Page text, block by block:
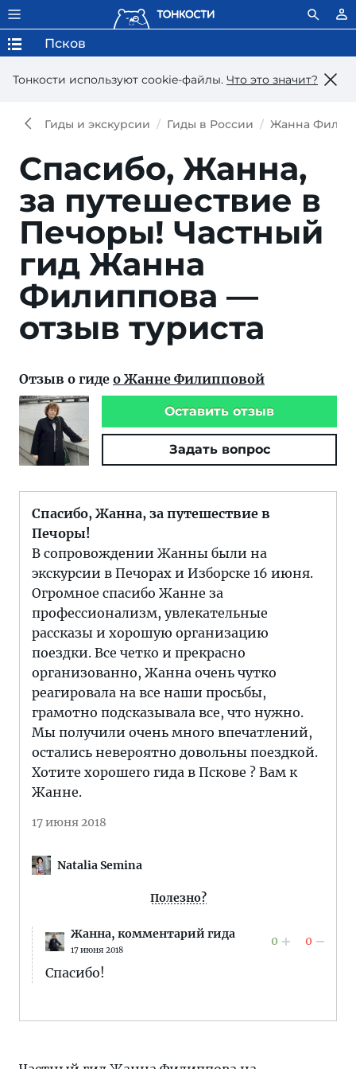
Тонкости используют сookie-файлы. Что это значит?
Псков
Гиды и экскурсии Гиды в России Жанна
Спасибо, Жанна,
за путешествие в
Печоры! Частный
гид Жанна
Филиппова —
отзыв туриста
Отзыв о гиде о Жанне Филипповой
Оставить отзыв
Задать вопрос
Спасибо, Жанна, за путешествие в
Печоры!
В сопровождении Жанны были на
экскурсии в Печорах и Изборске 16 июня.
Огромное спасибо Жанне за
профессионализм, увлекательные
рассказы и хорошую организацию
поездки. Все четко и прекрасно
организованно, Жанна очень чутко
реагировала на все наши просьбы,
грамотно подсказывала все, что нужно.
Мы получили очень много впечатлений,
остались невероятно довольны поездкой.
Хотите хорошего гида в Пскове ? Вам к
Жанне.
17 июня 2018
Natalia Semina
Полезно?
Жанна, комментарий гида
17 июня 2018
0 0
Спасибо!